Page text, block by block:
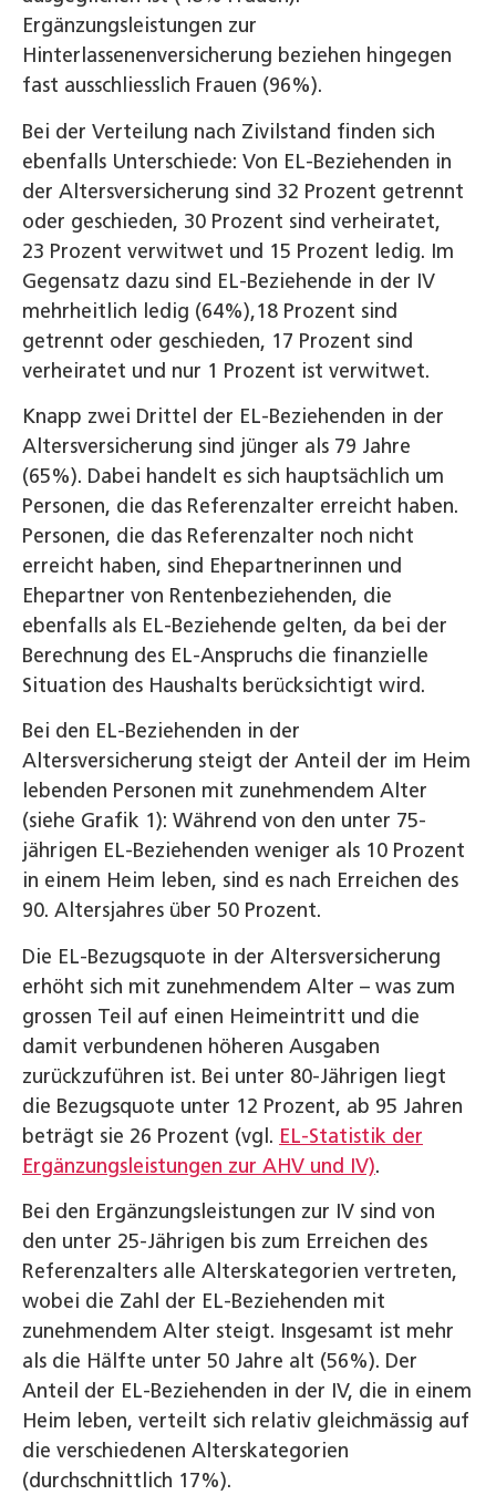
Ergänzungsleistungen zur
Hinterlassenenversicherung beziehen hingegen
fast ausschliesslich Frauen (96%).
Bei der Verteilung nach Zivilstand finden sich
ebenfalls Unterschiede: Von EL-Beziehenden in
der Altersversicherung sind 32 Prozent getrennt
oder geschieden, 30 Prozent sind verheiratet,
23 Prozent verwitwet und 15 Prozent ledig. Im
Gegensatz dazu sind EL-Beziehende in der IV
mehrheitlich ledig (64%),18 Prozent sind
getrennt oder geschieden, 17 Prozent sind
verheiratet und nur 1 Prozent ist verwitwet.
Knapp zwei Drittel der EL-Beziehenden in der
Altersversicherung sind jünger als 79 Jahre
(65%). Dabei handelt es sich hauptsächlich um
Personen, die das Referenzalter erreicht haben.
Personen, die das Referenzalter noch nicht
erreicht haben, sind Ehepartnerinnen und
Ehepartner von Rentenbeziehenden, die
ebenfalls als EL-Beziehende gelten, da bei der
Berechnung des EL-Anspruchs die finanzielle
Situation des Haushalts berücksichtigt wird.
Bei den EL-Beziehenden in der
Altersversicherung steigt der Anteil der im Heim
lebenden Personen mit zunehmendem Alter
(siehe Grafik 1): Während von den unter 75-
jährigen EL-Beziehenden weniger als 10 Prozent
in einem Heim leben, sind es nach Erreichen des
90. Altersjahres über 50 Prozent.
Die EL-Bezugsquote in der Altersversicherung
erhöht sich mit zunehmendem Alter – was zum
grossen Teil auf einen Heimeintritt und die
damit verbundenen höheren Ausgaben
zurückzuführen ist. Bei unter 80-Jährigen liegt
die Bezugsquote unter 12 Prozent, ab 95 Jahren
beträgt sie 26 Prozent (vgl. EL-Statistik der
Ergänzungsleistungen zur AHV und IV).
Bei den Ergänzungsleistungen zur IV sind von
den unter 25-Jährigen bis zum Erreichen des
Referenzalters alle Alterskategorien vertreten,
wobei die Zahl der EL-Beziehenden mit
zunehmendem Alter steigt. Insgesamt ist mehr
als die Hälfte unter 50 Jahre alt (56%). Der
Anteil der EL-Beziehenden in der IV, die in einem
Heim leben, verteilt sich relativ gleichmässig auf
die verschiedenen Alterskategorien
(durchschnittlich 17%).